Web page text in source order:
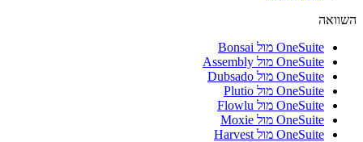
השוואה
OneSuite מול Bonsai
OneSuite מול Assembly
OneSuite מול Dubsado
OneSuite מול Plutio
OneSuite מול Flowlu
OneSuite מול Moxie
OneSuite מול Harvest